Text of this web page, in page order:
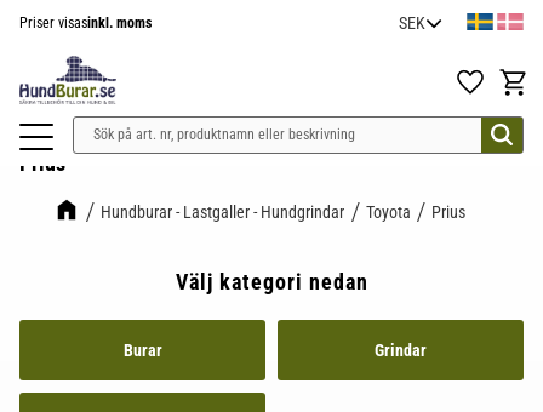
Priser visasinkl. moms
Favoriter
Prius
Hundburar - Lastgaller - Hundgrindar Toyota Prius
Välj kategori nedan
Burar Grindar